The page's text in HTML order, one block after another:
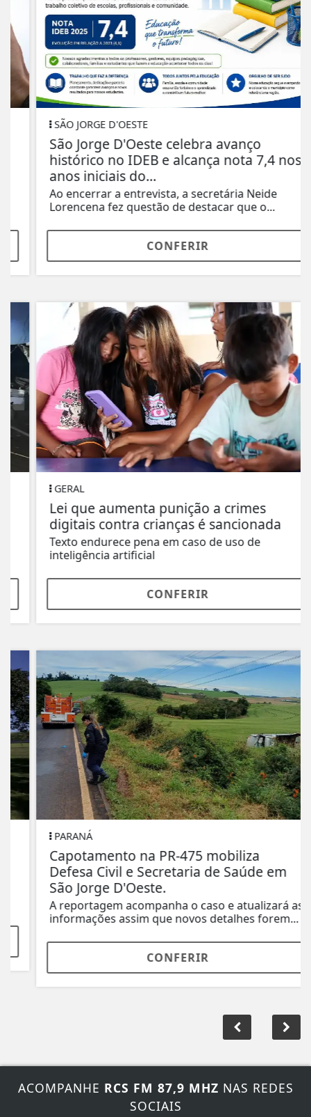
SÃO JORGE D'OESTE
São Jorge D'Oeste celebra avanço
histórico no IDEB e alcança nota 7,4 nos
anos iniciais do...
Ao encerrar a entrevista, a secretária Neide
Lorencena fez questão de destacar que o...
CONFERIR
GERAL
Lei que aumenta punição a crimes
digitais contra crianças é sancionada
Texto endurece pena em caso de uso de
inteligência artificial
CONFERIR
PARANÁ
Capotamento na PR-475 mobiliza
Defesa Civil e Secretaria de Saúde em
São Jorge D'Oeste.
A reportagem acompanha o caso e atualizará as
informações assim que novos detalhes forem...
CONFERIR
ACOMPANHE RCS FM 87,9 MHZ NAS REDES
SOCIAIS